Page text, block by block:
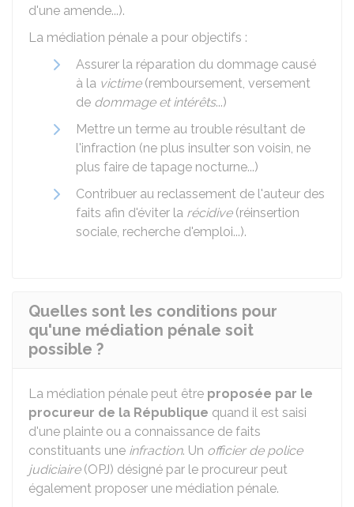
d'une amende...).
La médiation pénale a pour objectifs :
Assurer la réparation du dommage causé
à la victime(remboursement, versement
de dommage et intérêts...)
Mettre un terme au trouble résultant de
l'infraction (ne plus insulter son voisin, ne
plus faire de tapage nocturne...)
Contribuer au reclassement de l'auteur des
faits afin d'éviter la récidive(réinsertion
sociale, recherche d'emploi...).
Quelles sont les conditions pour
qu'une médiation pénale soit
possible ?
La médiation pénale peut être proposée par le
procureur de la République quand il est saisi
d'une plainte ou a connaissance de faits
constituants une infraction. Un officier de police
judiciaire(OPJ) désigné par le procureur peut
également proposer une médiation pénale.